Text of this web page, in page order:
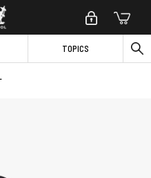
TOPICS